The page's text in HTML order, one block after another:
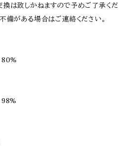
は致しかねますので予めご了承くだ
備がある場合はご連絡ください。